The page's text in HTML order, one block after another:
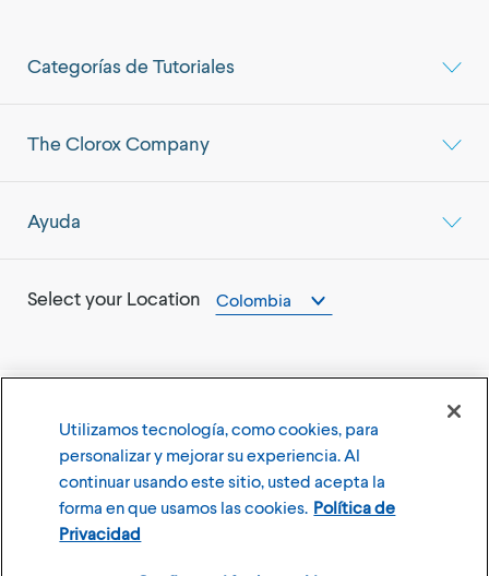
Categorías de Tutoriales
The Clorox Company
Ayuda
Select your Location Colombia
Terms of Use Privacy Policy
Configuración de cookies
Utilizamos tecnología, como cookies, para
personalizar y mejorar su experiencia. Al
continuar usando este sitio, usted acepta la
forma en que usamos las cookies. Política de
Privacidad